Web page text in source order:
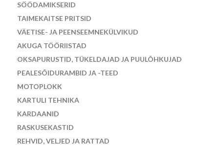
SÖÖDAMIKSERID
TAIMEKAITSE PRITSID
VÄETISE- JA PEENSEEMNEKÜLVIKUD
AKUGA TÖÖRIISTAD
OKSAPURUSTID, TÜKELDAJAD JA PUULÕHKUJAD
PEALESÕIDURAMBID JA -TEED
MOTOPLOKK
KARTULI TEHNIKA
KARDAANID
RASKUSEKASTID
REHVID, VELJED JA RATTAD